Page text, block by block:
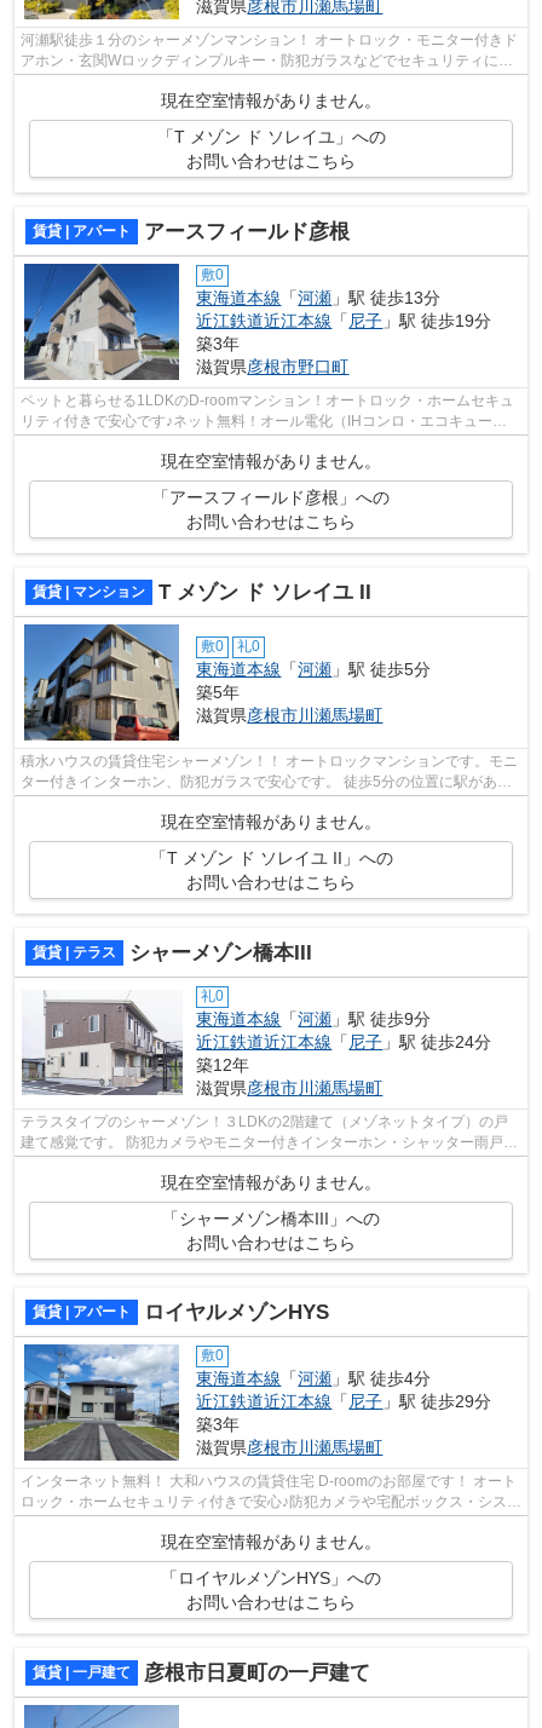
滋賀県彦根市川瀬馬場町
河瀬駅徒歩１分のシャーメゾンマンション！ オートロック・モニター付きド
アホン・玄関Wロックディンプルキー・防犯ガラスなどでセキュリティにも
現在空室情報がありません。
「T メゾン ド ソレイユ」への
お問い合わせはこちら
賃貸 | アパート アースフィールド彦根
敷0
東海道本線 「河瀬 」駅 徒歩13分
近江鉄道近江本線 「 尼子 」駅 徒歩19分
築3年
滋賀県彦根市野口町
ペットと暮らせる1LDKのD-roomマンション！オートロック・ホームセキュ
リティ付きで安心です♪ネット無料！オール電化（IHコンロ・エコキュー
現在空室情報がありません。
「アースフィールド彦根」への
お問い合わせはこちら
賃貸 | マンション T メゾン ド ソレイユ II
敷0 礼0
東海道本線 「河瀬 」駅 徒歩5分
築5年
滋賀県彦根市川瀬馬場町
積水ハウスの賃貸住宅シャーメゾン！！ オートロックマンションです。モニ
ター付きインターホン、防犯ガラスで安心です。 徒歩5分の位置に駅がある
物件です。道が平坦だと買い物も快適...
現在空室情報がありません。
「T メゾン ド ソレイユ II」への
お問い合わせはこちら
賃貸 | テラス シャーメゾン橋本III
礼0
東海道本線 「河瀬 」駅 徒歩9分
近江鉄道近江本線 「尼子 」駅 徒歩24分
築12年
滋賀県彦根市川瀬馬場町
テラスタイプのシャーメゾン！３LDKの2階建て（メゾネットタイプ）の戸
建て感覚です。 防犯カメラやモニター付きインターホン・シャッター雨戸・
防犯ガラス・玄関Wロックディンプルキ...
現在空室情報がありません。
「シャーメゾン橋本III」への
お問い合わせはこちら
賃貸 | アパート ロイヤルメゾンHYS
敷0
東海道本線 「河瀬 」駅 徒歩4分
近江鉄道近江本線 「尼子 」駅 徒歩29分
築3年
滋賀県彦根市川瀬馬場町
インターネット無料！ 大和ハウスの賃貸住宅 D-roomのお部屋です！ オート
ロック・ホームセキュリティ付きで安心♪防犯カメラや宅配ボックス・システ
現在空室情報がありません。
「ロイヤルメゾンHYS」への
お問い合わせはこちら
賃貸 | 一戸建て 彦根市日夏町の一戸建て